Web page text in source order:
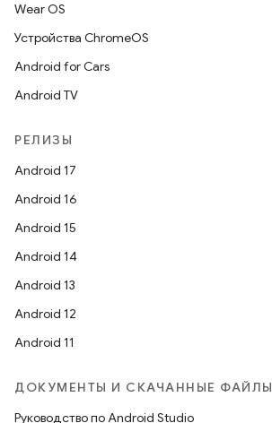
Wear OS
Устройства ChromeOS
Android for Cars
Android TV
РЕЛИЗЫ
Android 17
Android 16
Android 15
Android 14
Android 13
Android 12
Android 11
ДОКУМЕНТЫ И СКАЧАННЫЕ ФАЙЛЫ
Руководство по Android Studio